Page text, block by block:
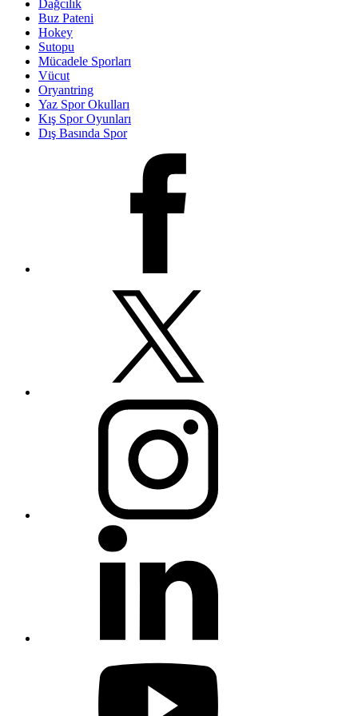
Dağcılık
Buz Pateni
Hokey
Sutopu
Mücadele Sporları
Vücut
Oryantring
Yaz Spor Okulları
Kış Spor Oyunları
Dış Basında Spor